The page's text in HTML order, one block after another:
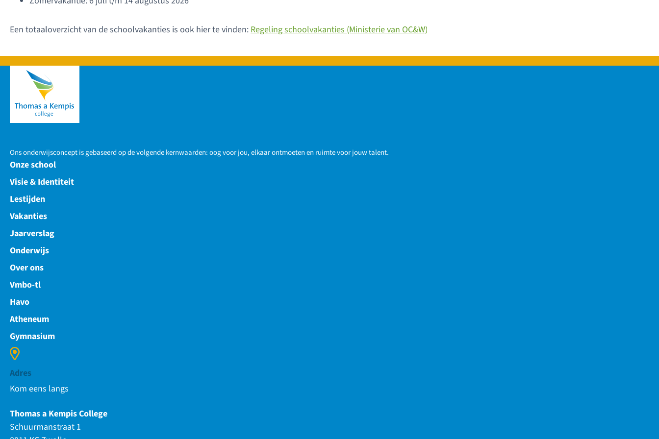
Een totaaloverzicht van de schoolvakanties is ook hier te vinden:Regeling schoolvakanties (Ministerie van OC&W)
Ons onderwijsconcept is gebaseerd op de volgende kernwaarden: oog voor jou, elkaar ontmoeten en ruimte voor jouw talent.
Onze school
Visie & Identiteit
Lestijden
Vakanties
Jaarverslag
Onderwijs
Over ons
Vmbo-tl
Havo
Atheneum
Gymnasium
Adres
Kom eens langs
Thomas a Kempis College
Schuurmanstraat 1